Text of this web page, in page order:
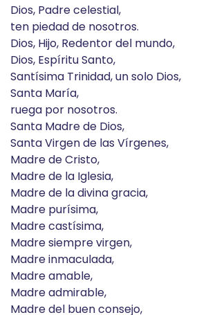
Dios, Padre celestial,
ten piedad de nosotros.
Dios, Hijo, Redentor del mundo,
Dios, Espíritu Santo,
Santísima Trinidad, un solo Dios,
Santa María,
ruega por nosotros.
Santa Madre de Dios,
Santa Virgen de las Vírgenes,
Madre de Cristo,
Madre de la Iglesia,
Madre de la divina gracia,
Madre purísima,
Madre castísima,
Madre siempre virgen,
Madre inmaculada,
Madre amable,
Madre admirable,
Madre del buen consejo,